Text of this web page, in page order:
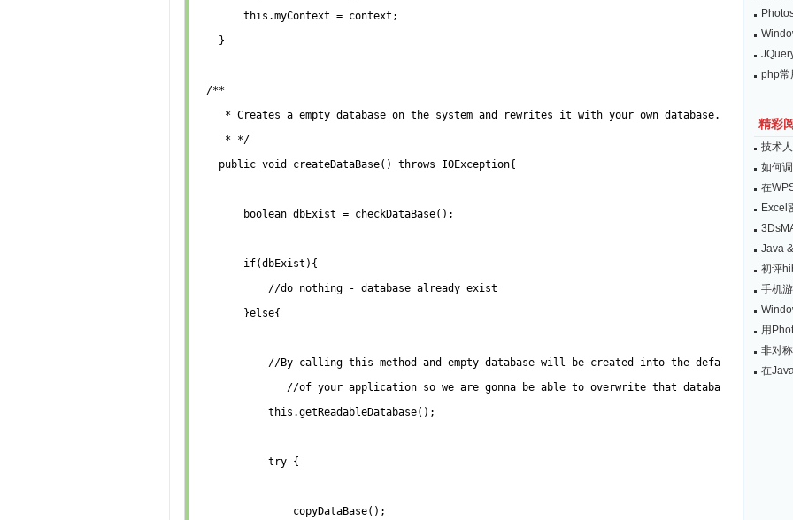
        this.myContext = context;
    }
  /**
     * Creates a empty database on the system and rewrites it with your own database.
     * */
    public void createDataBase() throws IOException{
        boolean dbExist = checkDataBase();
        if(dbExist){
            //do nothing - database already exist
        }else{
//By calling this method and empty database will be created into the default system
//of your application so we are gonna be able to overwrite that database with our
            this.getReadableDatabase();
            try {
                copyDataBase();
php常
精彩
技术
如何
在
Excel
Java
初评
手机
用
非对
在